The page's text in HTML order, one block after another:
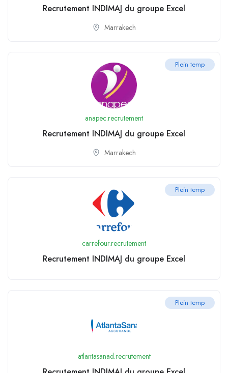
Recrutement INDIMAJ du groupe Excel
Marrakech
Plein temp
anapec.recrutement
Recrutement INDIMAJ du groupe Excel
Marrakech
Plein temp
carrefour.recrutement
Recrutement INDIMAJ du groupe Excel
Plein temp
atlantasanad.recrutement